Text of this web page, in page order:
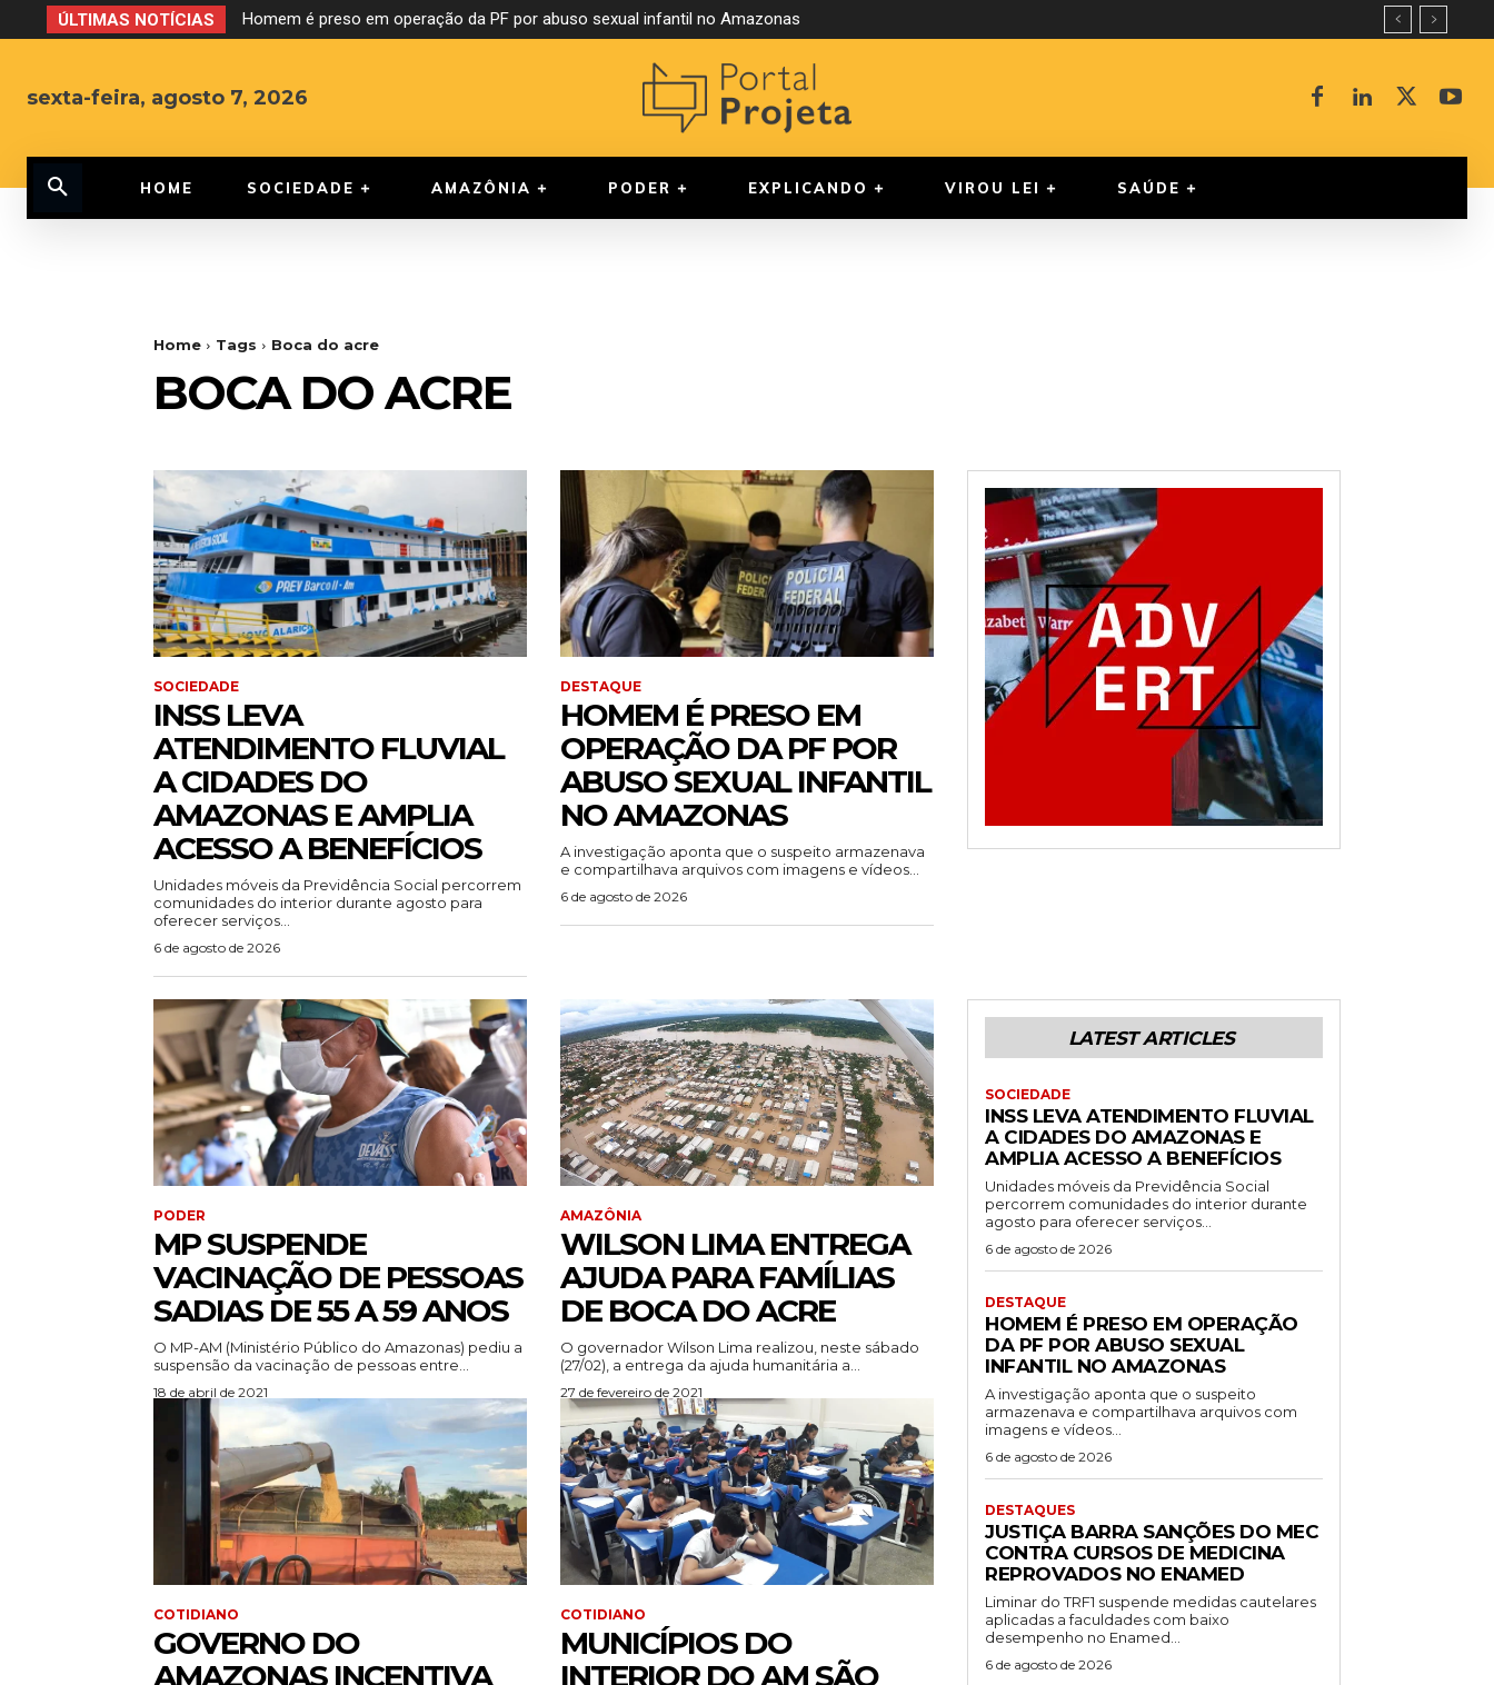
ÚLTIMAS NOTÍCIAS Homem é preso em operação da PF por abuso sexual infantil no Amazonas
sexta-feira, agosto 7, 2026
HOME SOCIEDADE AMAZÔNIA PODER EXPLICANDO VIROU LEI SAÚDE
Home Tags Boca do acre
BOCA DO ACRE
SOCIEDADE
INSS LEVA
ATENDIMENTO FLUVIAL
A CIDADES DO
AMAZONAS E AMPLIA
ACESSO A BENEFÍCIOS
Unidades móveis da Previdência Social percorrem
comunidades do interior durante agosto para
oferecer serviços...
6 de agosto de 2026
DESTAQUE
HOMEM É PRESO EM
OPERAÇÃO DA PF POR
ABUSO SEXUAL INFANTIL
NO AMAZONAS
A investigação aponta que o suspeito armazenava
e compartilhava arquivos com imagens e vídeos...
6 de agosto de 2026
PODER
MP SUSPENDE
VACINAÇÃO DE PESSOAS
SADIAS DE 55 A 59 ANOS
O MP-AM (Ministério Público do Amazonas) pediu a
suspensão da vacinação de pessoas entre...
18 de abril de 2021
AMAZÔNIA
WILSON LIMA ENTREGA
AJUDA PARA FAMÍLIAS
DE BOCA DO ACRE
O governador Wilson Lima realizou, neste sábado
(27/02), a entrega da ajuda humanitária a...
27 de fevereiro de 2021
COTIDIANO
GOVERNO DO
AMAZONAS INCENTIVA
COTIDIANO
MUNICÍPIOS DO
INTERIOR DO AM SÃO
LATEST ARTICLES
SOCIEDADE
INSS LEVA ATENDIMENTO FLUVIAL
A CIDADES DO AMAZONAS E
AMPLIA ACESSO A BENEFÍCIOS
Unidades móveis da Previdência Social
percorrem comunidades do interior durante
agosto para oferecer serviços...
6 de agosto de 2026
DESTAQUE
HOMEM É PRESO EM OPERAÇÃO
DA PF POR ABUSO SEXUAL
INFANTIL NO AMAZONAS
A investigação aponta que o suspeito
armazenava e compartilhava arquivos com
imagens e vídeos...
6 de agosto de 2026
DESTAQUES
JUSTIÇA BARRA SANÇÕES DO MEC
CONTRA CURSOS DE MEDICINA
REPROVADOS NO ENAMED
Liminar do TRF1 suspende medidas cautelares
aplicadas a faculdades com baixo
desempenho no Enamed...
6 de agosto de 2026